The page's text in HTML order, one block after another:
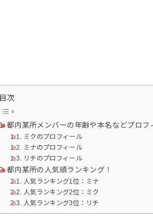
目次
都内某所メンバーの年齢や本名などプロフ
ミクのプロフィール
ミナのプロフィール
リチのプロフィール
都内某所の人気順ランキング！
人気ランキング1位：ミナ
人気ランキング2位：ミク
人気ランキング3位：リチ